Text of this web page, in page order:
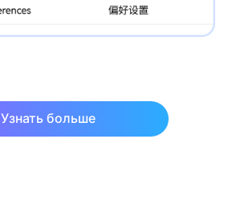
Узнать больше